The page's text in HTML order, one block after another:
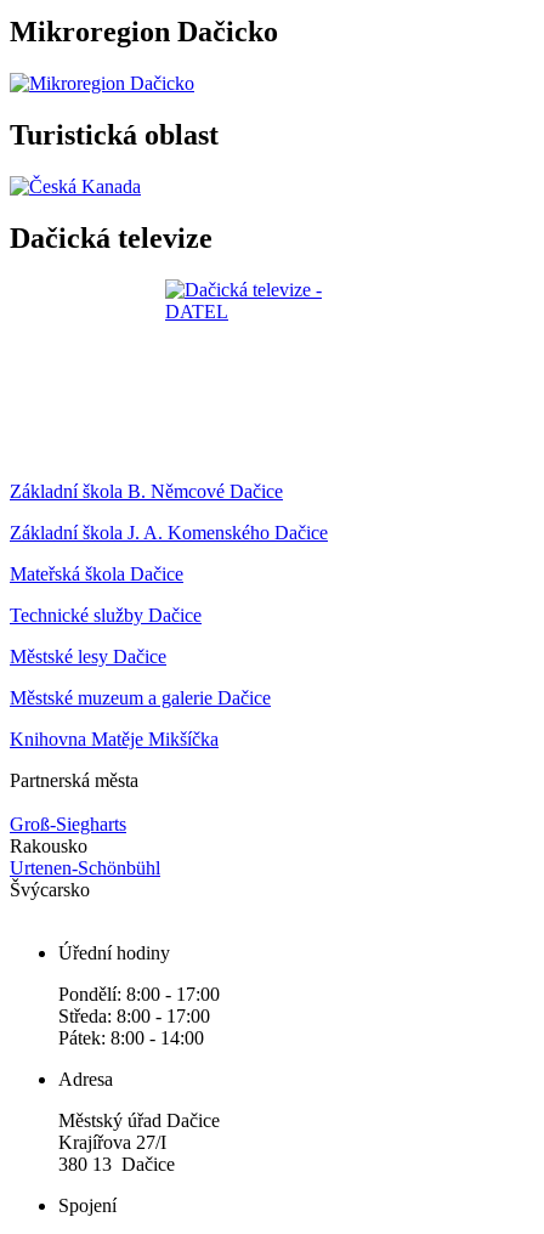
Mikroregion Dačicko
Turistická oblast
Dačická televize
Základní škola B. Němcové Dačice
Základní škola J. A. Komenského Dačice
Mateřská škola Dačice
Technické služby Dačice
Městské lesy Dačice
Městské muzeum a galerie Dačice
Knihovna Matěje Mikšíčka
Partnerská města
Groß-Siegharts
Rakousko
Urtenen-Schönbühl
Švýcarsko
Úřední hodiny
Pondělí: 8:00 - 17:00
Středa: 8:00 - 17:00
Pátek: 8:00 - 14:00
Adresa
Městský úřad Dačice
Krajířova 27/I
380 13 Dačice
Spojení